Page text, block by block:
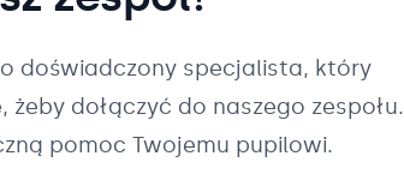
doświadczony specjalista, który
dołączyć do naszego zespołu.
pomoc Twojemu pupilowi.